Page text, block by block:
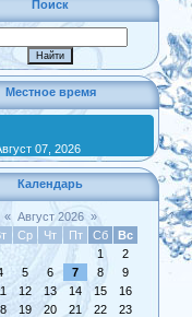
Поиск
Местное время
07, 2026
Календарь
« Август 2026 »
Ср Чт Пт Сб
Вс
1
2
5 6 7 8
9
12 13 14 15
16
19 20 21 22
23